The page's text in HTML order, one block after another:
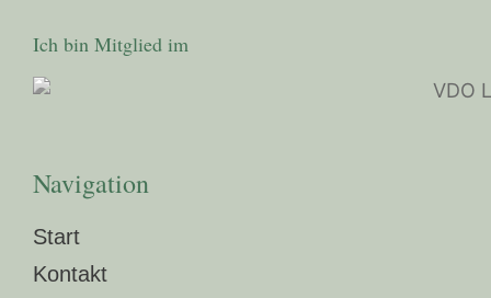
Ich bin Mitglied im
Navigation
Start
Kontakt